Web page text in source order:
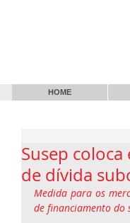
HOME
Susep
de dívida
Medida para os
de financiamento do